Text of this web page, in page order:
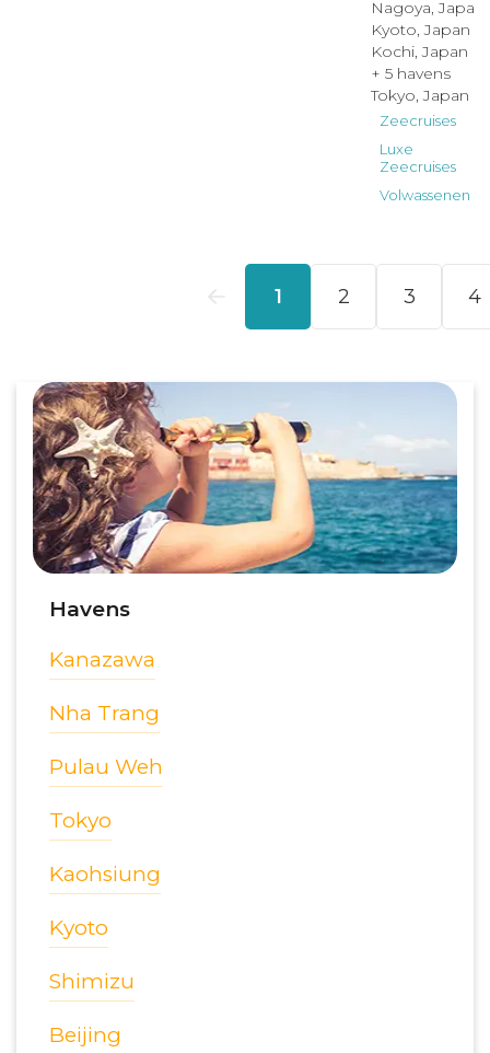
Havens
Kanazawa
Nha Trang
Pulau Weh
Tokyo
Kaohsiung
Kyoto
Shimizu
Beijing